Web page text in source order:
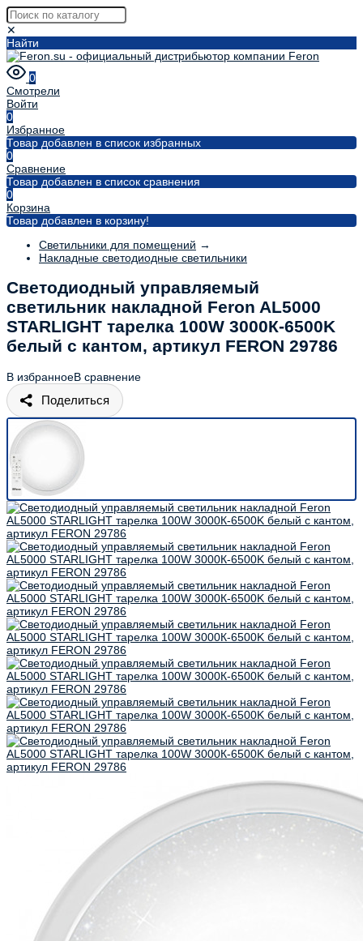
✕
Найти
0
Смотрели
Войти
0
Избранное
Товар добавлен в список избранных
0
Сравнение
Товар добавлен в список сравнения
0
Корзина
Товар добавлен в корзину!
Светильники для помещений →
Накладные светодиодные светильники
Светодиодный управляемый
светильник накладной Feron AL5000
STARLIGHT тарелка 100W 3000К-6500K
белый с кантом, артикул FERON 29786
В избранноеВ сравнение
Поделиться